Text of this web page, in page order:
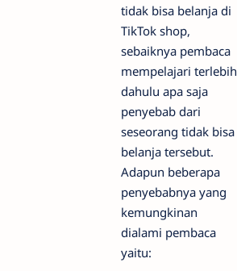
tidak bisa belanja di
TikTok shop,
sebaiknya pembaca
mempelajari terlebih
dahulu apa saja
penyebab dari
seseorang tidak bisa
belanja tersebut.
Adapun beberapa
penyebabnya yang
kemungkinan
dialami pembaca
yaitu: